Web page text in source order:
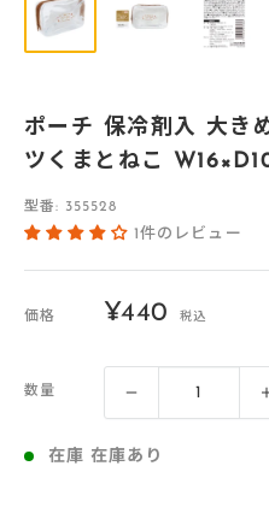
ポーチ 保冷剤入 大き
ツくまとねこ
型番: 355528
1件のレビュー
価格
販
価
格
¥440 税込
数量
在庫 在庫あり